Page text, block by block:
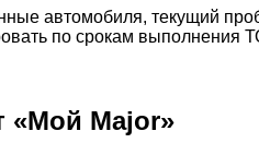
автомобиля, текущий
по срокам выполнения
«Мой Major»